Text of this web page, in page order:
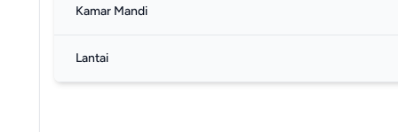
Kamar Mandi
Lantai